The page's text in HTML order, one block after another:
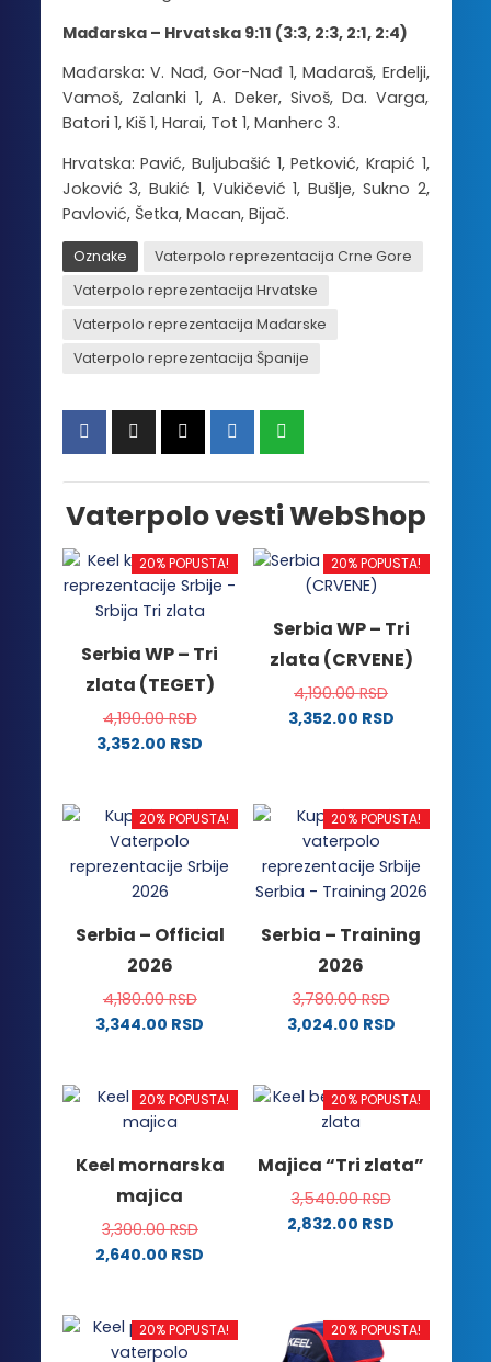
Mađarska – Hrvatska 9:11 (3:3, 2:3, 2:1, 2:4)
Mađarska: V. Nađ, Gor-Nađ 1, Madaraš, Erdelji,
Vamoš, Zalanki 1, A. Deker, Sivoš, Da. Varga,
Batori 1, Kiš 1, Harai, Tot 1, Manherc 3.
Hrvatska: Pavić, Buljubašić 1, Petković, Krapić 1,
Joković 3, Bukić 1, Vukičević 1, Bušlje, Sukno 2,
Pavlović, Šetka, Macan, Bijač.
Oznake
Vaterpolo reprezentacija Crne Gore
Vaterpolo reprezentacija Hrvatske
Vaterpolo reprezentacija Mađarske
Vaterpolo reprezentacija Španije
Vaterpolo vesti WebShop
20% POPUSTA!
Serbia WP – Tri
zlata (TEGET)
4,190.00RSD
3,352.00 RSD
ima
više
varijanti.
Opcije
biti
izabrane
na
stranici
20% POPUSTA!
Serbia WP – Tri
zlata (CRVENE)
4,190.00RSD
3,352.00 RSD
više
varijanti.
Opcije
mogu
izabrane
na
stranici
proizvoda.
20% POPUSTA!
Serbia – Official
2026
4,180.00RSD
3,344.00 RSD
ima
više
Opcije
mogu
biti
izabrane
proizvoda.
20% POPUSTA!
Serbia – Training
2026
3,780.00RSD
3,024.00 RSD
ima
više
Opcije
mogu
biti
proizvoda.
20% POPUSTA!
Keel mornarska
majica
3,300.00RSD
2,640.00 RSD
ima
više
20% POPUSTA!
Majica “Tri zlata”
3,540.00RSD
2,832.00 RSD
više
varijanti.
20% POPUSTA! 20% POPUSTA!